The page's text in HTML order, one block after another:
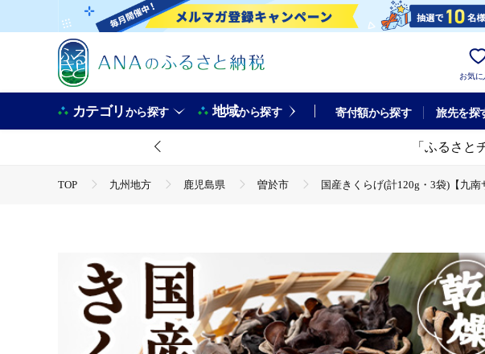
お気に
カテゴリから探す 地域から探す 寄付額から探す 旅先を探
「ふるさと
TOP 九州地方 鹿児島県 曽於市 国産きくらげ(計120g・3袋)【九
加工食品 乾物 国産きくらげ(計120g・3袋)【九